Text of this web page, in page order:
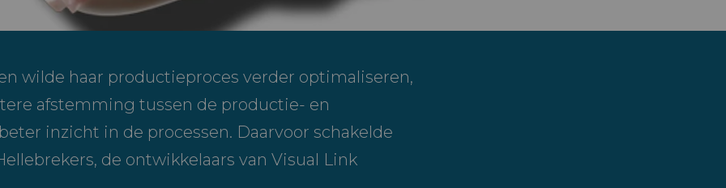
wilde haar productieproces verder optimaliseren,
afstemming tussen de productie- en
inzicht in de processen. Daarvoor schakelde
de ontwikkelaars van Visual Link